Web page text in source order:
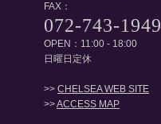
FAX：
072-743-1949
OPEN：11:00 - 18:00
日曜日定休
>> CHELSEA WEB SITE
>>ACCESS MAP